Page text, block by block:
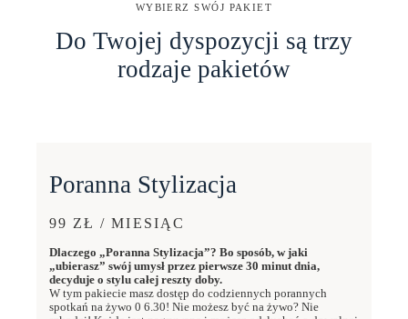
WYBIERZ SWÓJ PAKIET
Do Twojej dyspozycji są trzy
rodzaje pakietów
Poranna Stylizacja
99 ZŁ / MIESIĄC
Dlaczego „Poranna Stylizacja”? Bo sposób, w jaki
„ubierasz” swój umysł przez pierwsze 30 minut dnia,
decyduje o stylu całej reszty doby.
W tym pakiecie masz dostęp do codziennych porannych
spotkań na żywo 0 6.30! Nie możesz być na żywo? Nie